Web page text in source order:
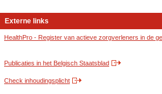
Externe links
HealthPro - Register van actieve zorgverleners in de
Publicaties in het Belgisch Staatsblad
Check inhoudingsplicht